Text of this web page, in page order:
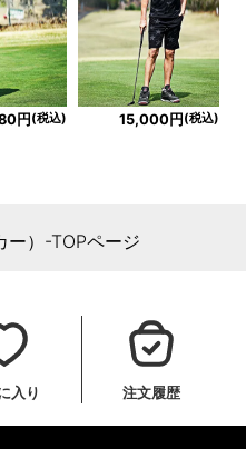
円 (税込) 15,000円 (税込)
ー）-TOPページ
入り 注文履歴